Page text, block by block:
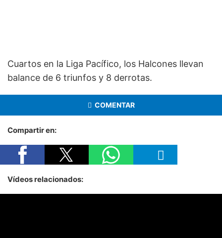
Cuartos en la Liga Pacífico, los Halcones llevan
balance de 6 triunfos y 8 derrotas.
COMENTAR
Compartir en:
Vídeos relacionados: